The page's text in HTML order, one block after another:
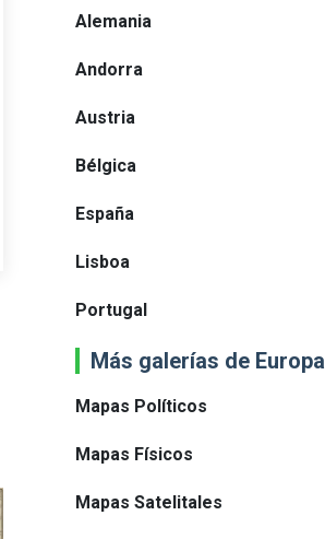
Alemania
Andorra
Austria
Bélgica
España
Lisboa
Portugal
Más galerías de Europa
Mapas Políticos
Mapas Físicos
Mapas Satelitales